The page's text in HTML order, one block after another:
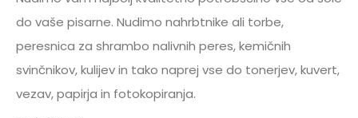
do vaše pisarne. Nudimo nahrbtnike ali torbe,
peresnica za shrambo nalivnih peres, kemičnih
svinčnikov, kulijev in tako naprej vse do tonerjev, kuvert,
vezav, papirja in fotokopiranja.